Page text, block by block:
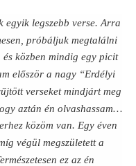
egyik legszebb verse. Arra
próbáljuk megtalálni
közben mindig egy picit
először a nagy “Erdélyi
verseket mindjárt meg
aztán én olvashassam…
közöm van. Egy éven
végül megszületett a
ez az én